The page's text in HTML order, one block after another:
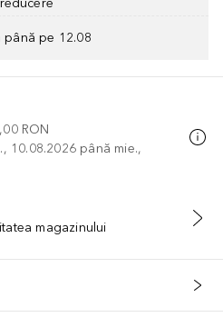
până pe 12.08
RON
10.08.2026 până mie.,
ÎN COŞ
magazinului